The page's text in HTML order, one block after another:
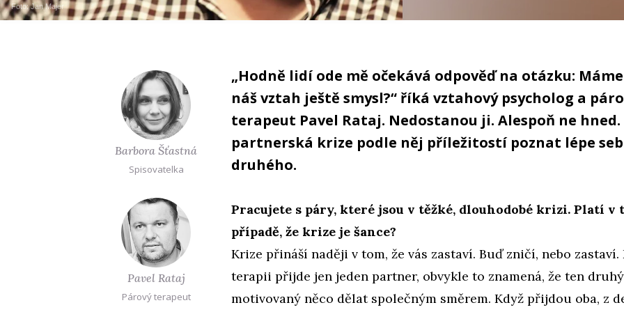
Foto:Jan Majer
Barbora Šťastná
Spisovatelka
Pavel Rataj
Párový terapeut
„Hodně lidí ode mě očekává odpověď na otázku:
náš vztah ještě smysl?“ říká vztahový psycholog a
terapeut Pavel Rataj. Nedostanou ji. Alespoň ne
partnerská krize podle něj příležitostí poznat lépe
druhého.
Pracujete s páry, které jsou v těžké, dlouhodobé krizi. Platí v
případě, že krize je šance?
Krize přináší naději v tom, že vás zastaví. Buď zničí, nebo zastaví.
terapii přijde jen jeden partner, obvykle to znamená, že ten
motivovaný něco dělat společným směrem. Když přijdou oba, z